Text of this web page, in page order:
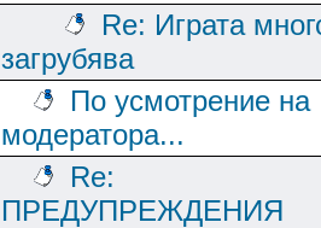
Re: Играта
загрубява
По усмотрение на
модератора...
Re:
ПРЕДУПРЕЖДЕНИЯ